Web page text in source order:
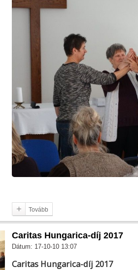
Tovább
Caritas Hungarica-díj 2017
Dátum: 17-10-10 13:07
Caritas Hungarica-díj 2017